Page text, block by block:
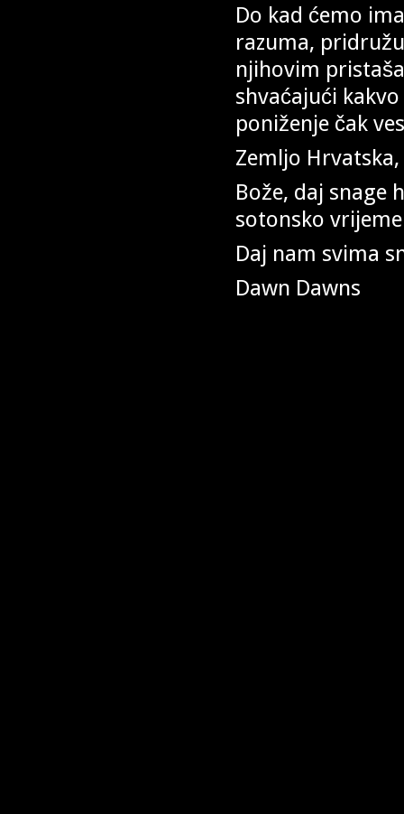
Do kad ćemo
razuma,
njihovim
shvaćajući
poniženje čak
Zemljo
Bože, daj snage
sotonsko
Daj nam svima
Dawn Dawns